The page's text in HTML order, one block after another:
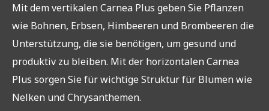
Mit dem vertikalen Carnea Plus geben Sie Pflanzen
wie Bohnen, Erbsen, Himbeeren und Brombeeren die
Unterstützung, die sie benötigen, um gesund und
produktiv zu bleiben. Mit der horizontalen Carnea
Plus sorgen Sie für wichtige Struktur für Blumen wie
Nelken und Chrysanthemen.